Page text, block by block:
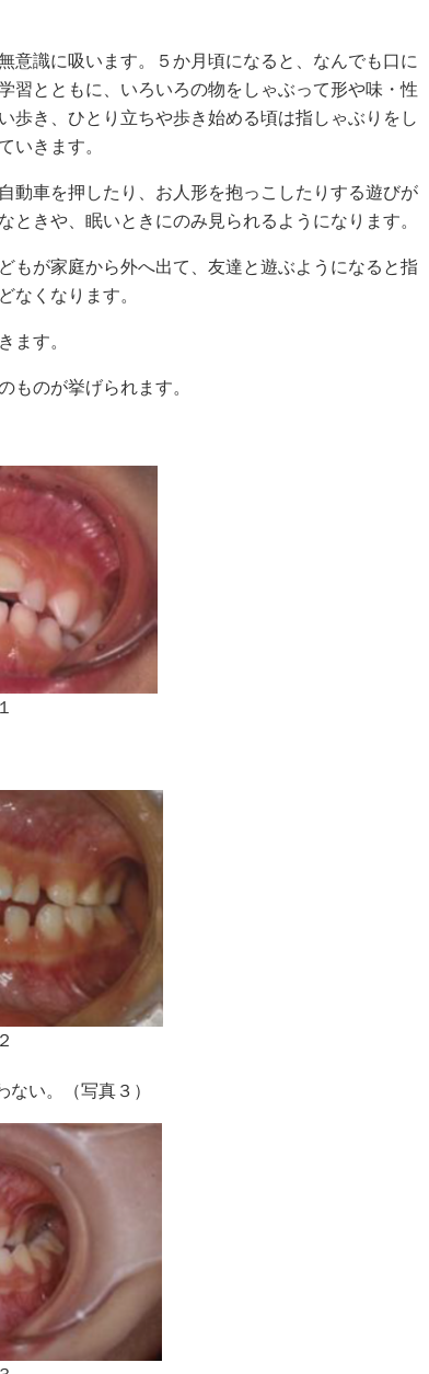
意識に吸います。５か月頃になると、なんでも口に
習とともに、いろいろの物をしゃぶって形や味・性
歩き、ひとり立ちや歩き始める頃は指しゃぶりをし
いきます。
動車を押したり、お人形を抱っこしたりする遊びが
きや、眠いときにのみ見られるようになります。
もが家庭から外へ出て、友達と遊ぶようになると指
なくなります。
ます。
ものが挙げられます。
ない。（写真３）